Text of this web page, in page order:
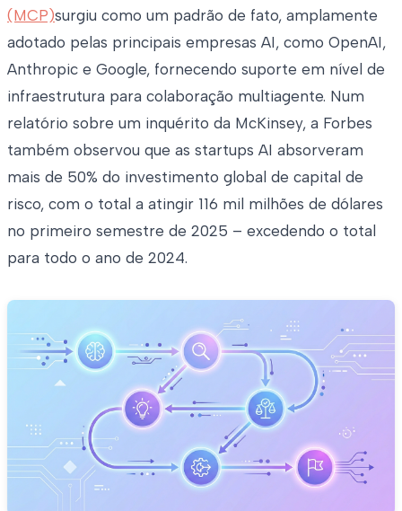
(MCP)surgiu como um padrão de fato, amplamente
adotado pelas principais empresas AI, como OpenAI,
Anthropic e Google, fornecendo suporte em nível de
infraestrutura para colaboração multiagente. Num
relatório sobre um inquérito da McKinsey, a Forbes
também observou que as startups AI absorveram
mais de 50% do investimento global de capital de
risco, com o total a atingir 116 mil milhões de dólares
no primeiro semestre de 2025 – excedendo o total
para todo o ano de 2024.